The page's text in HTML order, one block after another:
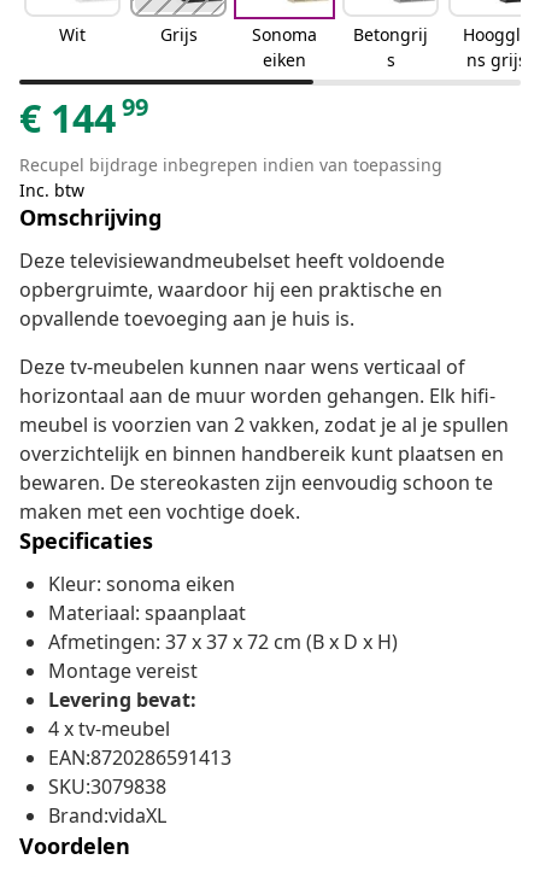
Wit Grijs
Sonoma
eiken
Betongrij
s
Hooggla
ns grijs
€ 14499
Recupel bijdrage inbegrepen indien van toepassing
Inc. btw
Omschrijving
Deze televisiewandmeubelset heeft voldoende
opbergruimte, waardoor hij een praktische en
opvallende toevoeging aan je huis is.
Deze tv-meubelen kunnen naar wens verticaal of
horizontaal aan de muur worden gehangen. Elk hifi-
meubel is voorzien van 2 vakken, zodat je al je spullen
overzichtelijk en binnen handbereik kunt plaatsen en
bewaren. De stereokasten zijn eenvoudig schoon te
maken met een vochtige doek.
Specificaties
Kleur: sonoma eiken
Materiaal: spaanplaat
Afmetingen: 37 x 37 x 72 cm (B x D x H)
Montage vereist
Levering bevat:
4 x tv-meubel
EAN:8720286591413
SKU:3079838
Brand:vidaXL
Voordelen